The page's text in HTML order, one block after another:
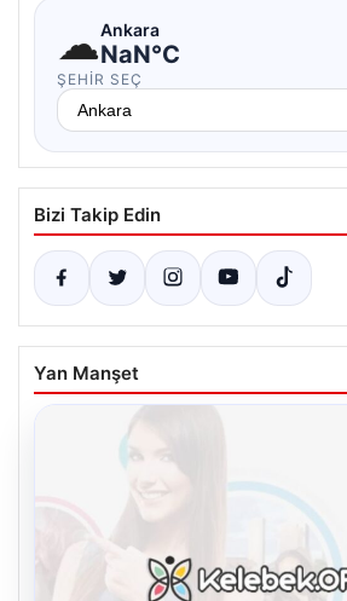
☁Ankara
NaN°C
ŞEHIR SEÇ
Bizi Takip Edin
Yan Manşet